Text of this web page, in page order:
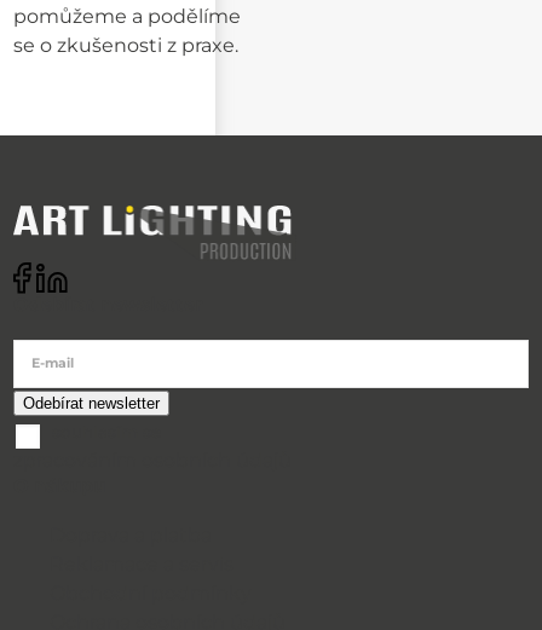
pomůžeme a podělíme
se o zkušenosti z praxe.
E-mail